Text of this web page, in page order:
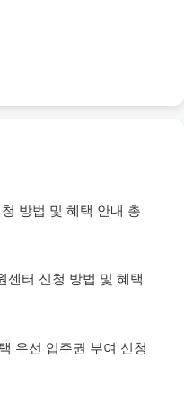
방법 및 혜택 안내 총
센터 신청 방법 및 혜택
우선 입주권 부여 신청